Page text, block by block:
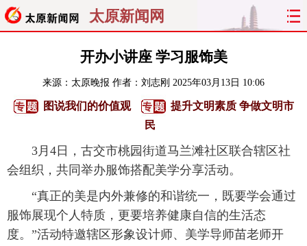
太原新闻网
聚焦 太原
经济 关注 文明 出行
旅游 理财 政务 教育
看天下 晋月读 最太原 网罗民生
太原日报 太原晚报 热评 社区
开办小讲座 学习服饰美
来源： 太原晚报 作者：刘志刚 2025年03月13日 10:06
图说我们的价值观
提升文明素质 争做文明市
民
3月4日，古交市桃园街道马兰滩社区联合辖区社
会组织，共同举办服饰搭配美学分享活动。
“真正的美是内外兼修的和谐统一，既要学会通过
服饰展现个人特质，更要培养健康自信的生活态
度。”活动特邀辖区形象设计师、美学导师苗老师开